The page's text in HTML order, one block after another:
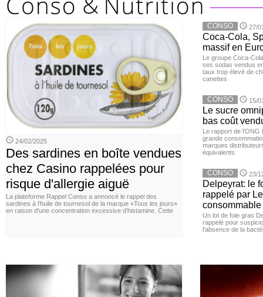
24/02/2025
Des sardines en boîte vendues
chez Casino rappelées pour
risque d'allergie aiguë
La plateforme Rappel Conso a annoncé le rappel des
sardines à l’huile de tournesol de la marque «Tous les jours»
en raison d'une concentration excessive d’histamine. Cette
CONSO 27/
Coca-Cola,
massif en
Le groupe Coca-
ses sodas vendus
taux trop élevé de
canettes
CONSO 15/
Le sucre
bas coût
Le rapport de l'ONG
grande
marques
équivalents
CONSO 23/
Delpeyrat: le
rappelé par
consommable
Un lot de foie gras
rappelé pour
l'absence de la